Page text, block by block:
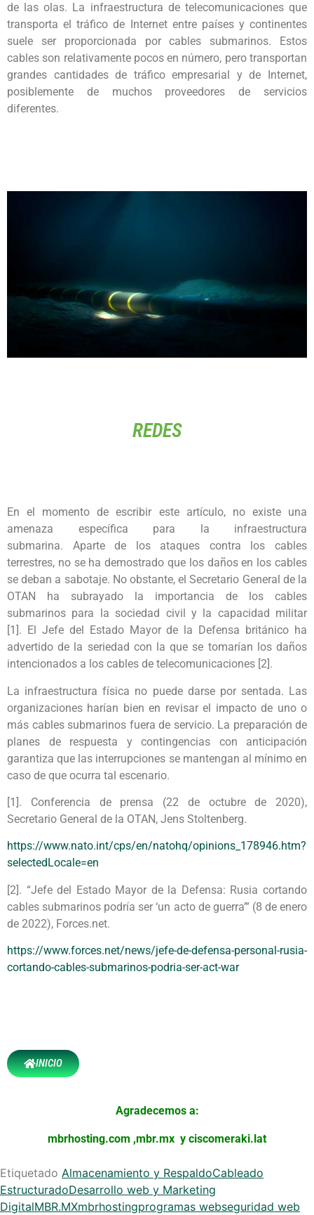
de las olas. La infraestructura de telecomunicaciones que
transporta el tráfico de Internet entre países y continentes
suele ser proporcionada por cables submarinos. Estos
cables son relativamente pocos en número, pero transportan
grandes cantidades de tráfico empresarial y de Internet,
posiblemente de muchos proveedores de servicios
diferentes.
REDES
En el momento de escribir este artículo, no existe una
amenaza específica para la infraestructura
submarina. Aparte de los ataques contra los cables
terrestres, no se ha demostrado que los daños en los cables
se deban a sabotaje. No obstante, el Secretario General de la
OTAN ha subrayado la importancia de los cables
submarinos para la sociedad civil y la capacidad militar
[1]. El Jefe del Estado Mayor de la Defensa británico ha
advertido de la seriedad con la que se tomarían los daños
intencionados a los cables de telecomunicaciones [2].
La infraestructura física no puede darse por sentada. Las
organizaciones harían bien en revisar el impacto de uno o
más cables submarinos fuera de servicio. La preparación de
planes de respuesta y contingencias con anticipación
garantiza que las interrupciones se mantengan al mínimo en
caso de que ocurra tal escenario.
[1]. Conferencia de prensa (22 de octubre de 2020),
Secretario General de la OTAN, Jens Stoltenberg.
https://www.nato.int/cps/en/natohq/opinions_178946.htm?
selectedLocale=en
[2]. “Jefe del Estado Mayor de la Defensa: Rusia cortando
cables submarinos podría ser ‘un acto de guerra’” (8 de enero
de 2022), Forces.net.
https://www.forces.net/news/jefe-de-defensa-personal-rusia-
cortando-cables-submarinos-podria-ser-act-war
INICIO
Agradecemos a:
mbrhosting.com ,mbr.mx y ciscomeraki.lat
Etiquetado Almacenamiento y RespaldoCableado
EstructuradoDesarrollo web y Marketing
DigitalMBR.MXmbrhostingprogramas webseguridad web